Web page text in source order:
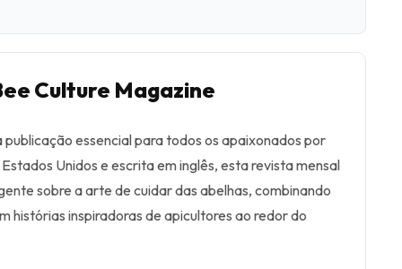
Culture Magazine
publicação essencial para todos os apaixonados por
Unidos e escrita em inglês, esta revista mensal
sobre a arte de cuidar das abelhas, combinando
histórias inspiradoras de apicultores ao redor do